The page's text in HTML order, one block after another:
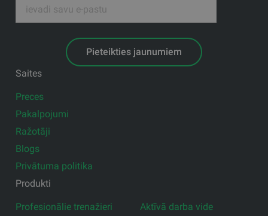
Pieteikties jaunumiem
Saites
Preces
Pakalpojumi
Ražotāji
Blogs
Privātuma politika
Produkti
Profesionālie trenažieri
Aktīvā darba vide